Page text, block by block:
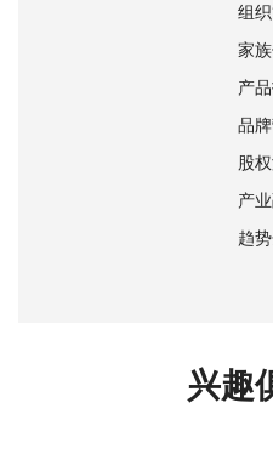
组
家
产
品
股
产
趋
兴趣